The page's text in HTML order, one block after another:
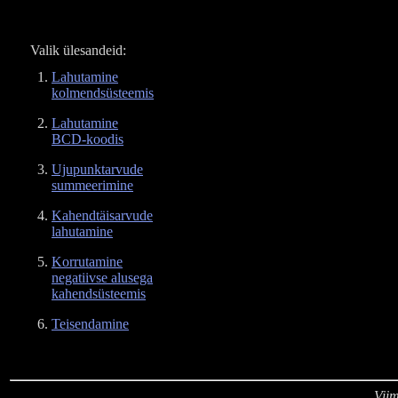
Valik ülesandeid:
Lahutamine
kolmendsüsteemis
Lahutamine
BCD-koodis
Ujupunktarvude
summeerimine
Kahendtäisarvude
lahutamine
Korrutamine
negatiivse alusega
kahendsüsteemis
Teisendamine